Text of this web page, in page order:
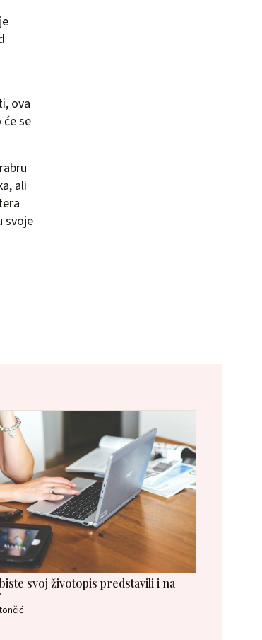
ova
se
ali
svoje
svoj životopis predstavili i na